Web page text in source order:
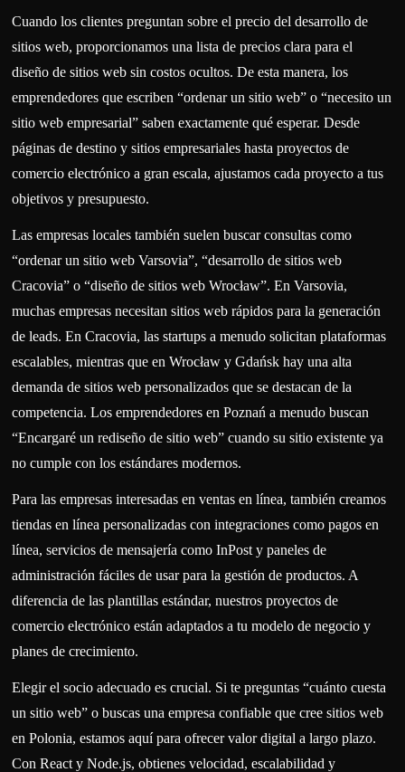
Cuando los clientes preguntan sobre el precio del desarrollo de
sitios web, proporcionamos una lista de precios clara para el
diseño de sitios web sin costos ocultos. De esta manera, los
emprendedores que escriben “ordenar un sitio web” o “necesito un
sitio web empresarial” saben exactamente qué esperar. Desde
páginas de destino y sitios empresariales hasta proyectos de
comercio electrónico a gran escala, ajustamos cada proyecto a tus
objetivos y presupuesto.
Las empresas locales también suelen buscar consultas como
“ordenar un sitio web Varsovia”, “desarrollo de sitios web
Cracovia” o “diseño de sitios web Wrocław”. En Varsovia,
muchas empresas necesitan sitios web rápidos para la generación
de leads. En Cracovia, las startups a menudo solicitan plataformas
escalables, mientras que en Wrocław y Gdańsk hay una alta
demanda de sitios web personalizados que se destacan de la
competencia. Los emprendedores en Poznań a menudo buscan
“Encargaré un rediseño de sitio web” cuando su sitio existente ya
no cumple con los estándares modernos.
Para las empresas interesadas en ventas en línea, también creamos
tiendas en línea personalizadas con integraciones como pagos en
línea, servicios de mensajería como InPost y paneles de
administración fáciles de usar para la gestión de productos. A
diferencia de las plantillas estándar, nuestros proyectos de
comercio electrónico están adaptados a tu modelo de negocio y
planes de crecimiento.
Elegir el socio adecuado es crucial. Si te preguntas “cuánto cuesta
un sitio web” o buscas una empresa confiable que cree sitios web
en Polonia, estamos aquí para ofrecer valor digital a largo plazo.
Con React y Node.js, obtienes velocidad, escalabilidad y